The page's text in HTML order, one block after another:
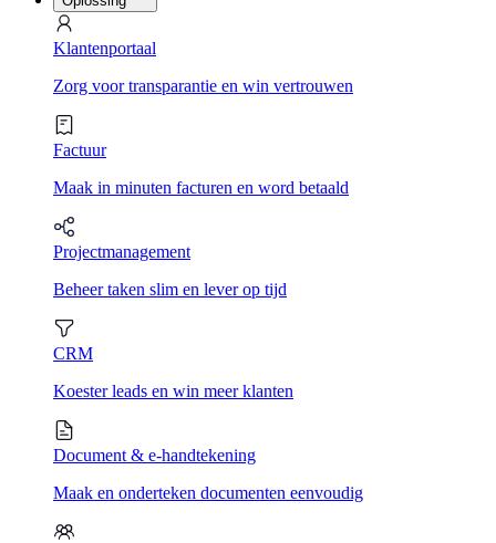
Klantenportaal
Zorg voor transparantie en win vertrouwen
Factuur
Maak in minuten facturen en word betaald
Projectmanagement
Beheer taken slim en lever op tijd
CRM
Koester leads en win meer klanten
Document & e-handtekening
Maak en onderteken documenten eenvoudig